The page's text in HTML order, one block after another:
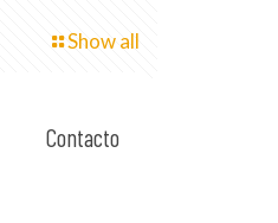
Contacto
Show all